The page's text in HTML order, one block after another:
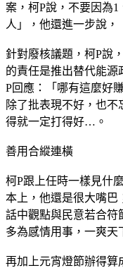
案，柯P說，不要因為
人」，他還進一步說，
針對廢核議題，柯P說
的責任是推出替代能源
P回應：「哪有這麼好
除了批表現不好，也
得就一定打得好…。
善用合縱連橫
柯P跟上任時一樣見什
本上，他還是很大嘴巴
話中觀點與民意若合符
多為感情用事，一爽天
再加上元宵燈節辦得算